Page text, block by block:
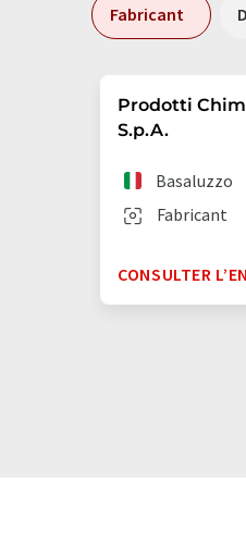
Fabricant
Prodotti
S.p.A.
Fabricant
Basaluzzo
CONSULTER